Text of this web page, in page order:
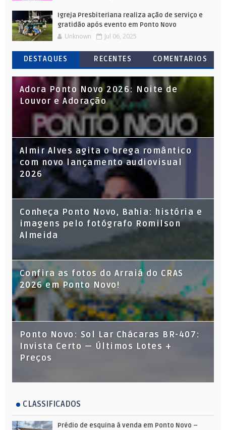
Igreja Presbiteriana realiza ação de serviço e
gratidão após evento em Ponto Novo
Unknown Jul 06, 2025
DESTAQUES RECENTES COMENTARIOS
Adora Ponto Novo 2026: Noite de
Louvor e Adoração
Almir Alves agita o brega romântico
com novo lançamento audiovisual
2026
Conheça Ponto Novo, Bahia: história e
imagens pelo fotógrafo Romilson
Almeida
Confira as fotos do Arraiá do CRAS
2026 em Ponto Novo!
Ponto Novo: Sol Lar Chácaras BR-407:
Invista Certo — Últimos Lotes +
Preços
CLASSIFICADOS
Prédio de esquina à venda em Ponto Novo –